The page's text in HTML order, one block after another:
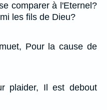
comparer à l'Eternel?
les fils de Dieu?
Pour la cause de
plaider, Il est debout